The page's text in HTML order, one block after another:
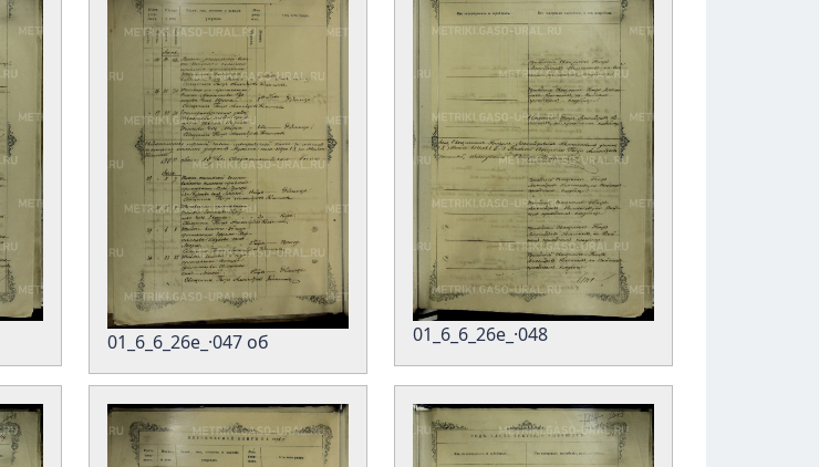
01_6_6_26е_·047 об 01_6_6_26е_·048